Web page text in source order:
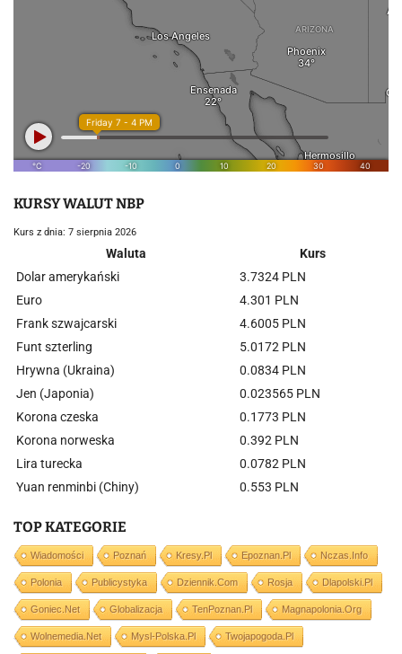
KURSY WALUT NBP
Kurs z dnia: 7 sierpnia 2026
Waluta
Kurs
Dolar amerykański
3.7324 PLN
Euro
4.301 PLN
Frank szwajcarski
4.6005 PLN
Funt szterling
5.0172 PLN
Hrywna (Ukraina)
0.0834 PLN
Jen (Japonia)
0.023565 PLN
Korona czeska
0.1773 PLN
Korona norweska
0.392 PLN
Lira turecka
0.0782 PLN
Yuan renminbi (Chiny)
0.553 PLN
TOP KATEGORIE
Wiadomości Poznań Kresy.pl Epoznan.pl Nczas.info
Polonia Publicystyka Dziennik.com Rosja Dlapolski.pl
Goniec.net Globalizacja TenPoznan.pl Magnapolonia.org
Wolnemedia.net Mysl-Polska.pl Twojapogoda.pl